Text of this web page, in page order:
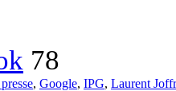
78
, Google, IPG, Laurent